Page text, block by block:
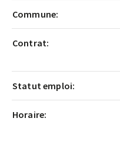
Commune:
Contrat:
Statut emploi:
Horaire: